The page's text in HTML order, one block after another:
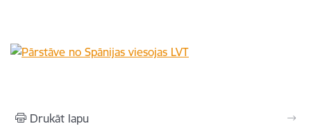
Drukāt lapu